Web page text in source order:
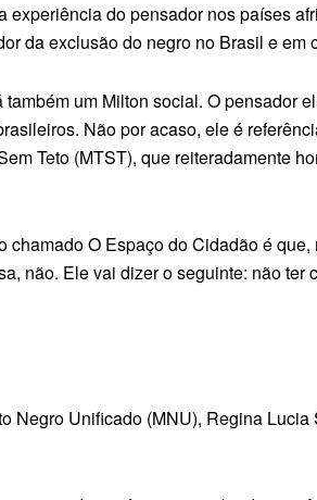
do pensador nos países
da exclusão do negro no Brasil e em
um Milton social. O pensador
Não por acaso, ele é
Teto (MTST), que reiteradamente
O Espaço do Cidadão é
não. Ele vai dizer o seguinte: não
Negro Unificado (MNU), Regina